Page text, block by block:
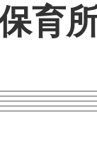
育